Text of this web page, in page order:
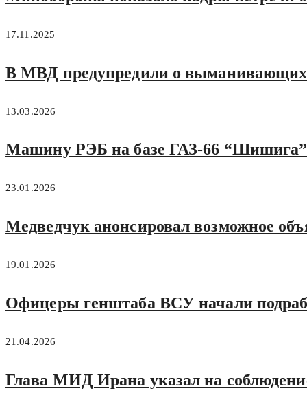
17.11.2025
В МВД предупредили о выманивающих
13.03.2026
Машину РЭБ на базе ГАЗ-66
23.01.2026
Медведчук анонсировал возможное
19.01.2026
Офицеры генштаба ВСУ начали
21.04.2026
Глава МИД Ирана указал на